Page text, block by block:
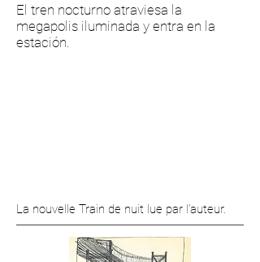
El tren nocturno atraviesa la
megapolis iluminada y entra en la
estación.
La nouvelle Train de nuit lue par l’auteur.